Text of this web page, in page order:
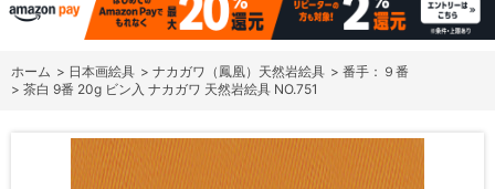
ホーム > 日本画絵具 > ナカガワ（鳳凰）天然岩絵具 > 番手：９番
> 茶白 9番 20g ビン入 ナカガワ 天然岩絵具 NO.751